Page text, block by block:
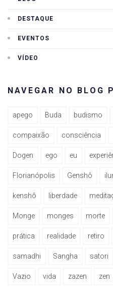
DESTAQUE
EVENTOS
VÍDEO
NAVEGAR NO BLOG
apego Buda budismo
compaixão consciência
Dogen ego eu
Florianópolis Genshô
kenshô liberdade
Monge monges morte
prática realidade retiro
samadhi Sangha satori
Vazio vida zazen zen